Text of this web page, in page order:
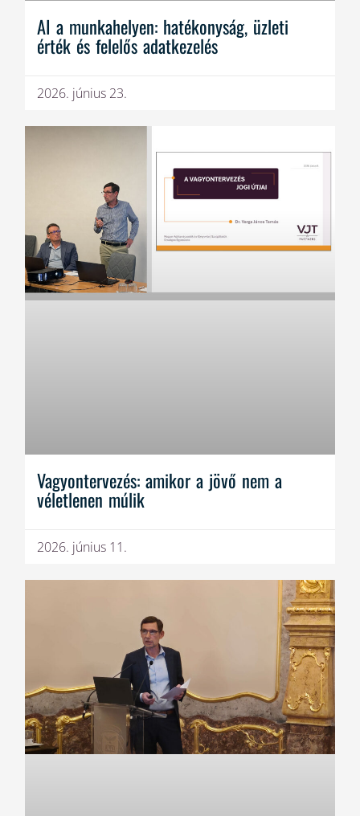
AI a munkahelyen: hatékonyság, üzleti
érték és felelős adatkezelés
2026. június 23.
Vagyontervezés: amikor a jövő nem a
véletlenen múlik
2026. június 11.